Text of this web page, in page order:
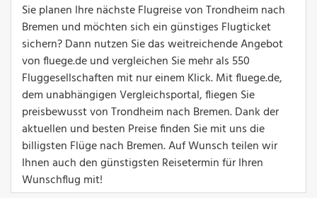
Sie planen Ihre nächste Flugreise von Trondheim nach
Bremen und möchten sich ein günstiges Flugticket
sichern? Dann nutzen Sie das weitreichende Angebot
von fluege.de und vergleichen Sie mehr als 550
Fluggesellschaften mit nur einem Klick. Mit fluege.de,
dem unabhängigen Vergleichsportal, fliegen Sie
preisbewusst von Trondheim nach Bremen. Dank der
aktuellen und besten Preise finden Sie mit uns die
billigsten Flüge nach Bremen. Auf Wunsch teilen wir
Ihnen auch den günstigsten Reisetermin für Ihren
Wunschflug mit!